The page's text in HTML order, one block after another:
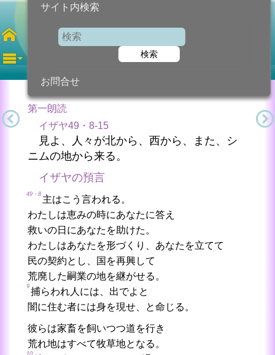
サイト内検索
検索
お問合せ
第4水曜日四旬節
第一朗読
イザヤ49・8-15
見よ、人々が北から、西から、また、シ
ニムの地から来る。
イザヤの預言
49・8
主はこう言われる。
わたしは恵みの時にあなたに答え
救いの日にあなたを助けた。
わたしはあなたを形づくり、あなたを立てて
民の契約とし、国を再興して
荒廃した嗣業の地を継がせる。
9
捕らわれ人には、出でよと
闇に住む者には身を現せ、と命じる。
彼らは家畜を飼いつつ道を行き
荒れ地はすべて牧草地となる。
10